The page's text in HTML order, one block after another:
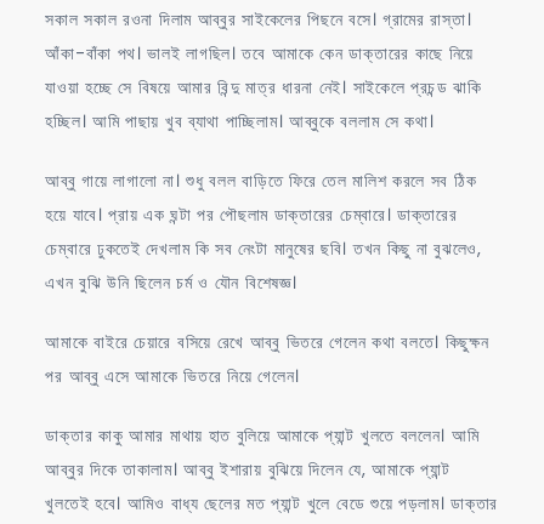
সকাল সকাল রওনা দিলাম আব্বুর সাইকেলের পিছনে বসে। গ্রামের রাস্তা।
আঁকা-বাঁকা পথ। ভালই লাগছিল। তবে আমাকে কেন ডাক্তারের কাছে নিয়ে
যাওয়া হচ্ছে সে বিষয়ে আমার বিন্দু মাত্র ধারনা নেই। সাইকেলে প্রচন্ড ঝাকি
হচ্ছিল। আমি পাছায় খুব ব্যাথা পাচ্ছিলাম। আব্বুকে বললাম সে কথা।
আব্বু গায়ে লাগালো না। শুধু বলল বাড়িতে ফিরে তেল মালিশ করলে সব ঠিক
হয়ে যাবে। প্রায় এক ঘন্টা পর পৌছলাম ডাক্তারের চেম্বারে। ডাক্তারের
চেম্বারে ঢুকতেই দেখলাম কি সব নেংটা মানুষের ছবি। তখন কিছু না বুঝলেও,
এখন বুঝি উনি ছিলেন চর্ম ও যৌন বিশেষজ্ঞ।
আমাকে বাইরে চেয়ারে বসিয়ে রেখে আব্বু ভিতরে গেলেন কথা বলতে। কিছুক্ষন
পর আব্বু এসে আমাকে ভিতরে নিয়ে গেলেন।
ডাক্তার কাকু আমার মাথায় হাত বুলিয়ে আমাকে প্যান্ট খুলতে বললেন। আমি
আব্বুর দিকে তাকালাম। আব্বু ইশারায় বুঝিয়ে দিলেন যে, আমাকে প্যান্ট
খুলতেই হবে। আমিও বাধ্য ছেলের মত প্যান্ট খুলে বেডে শুয়ে পড়লাম। ডাক্তার